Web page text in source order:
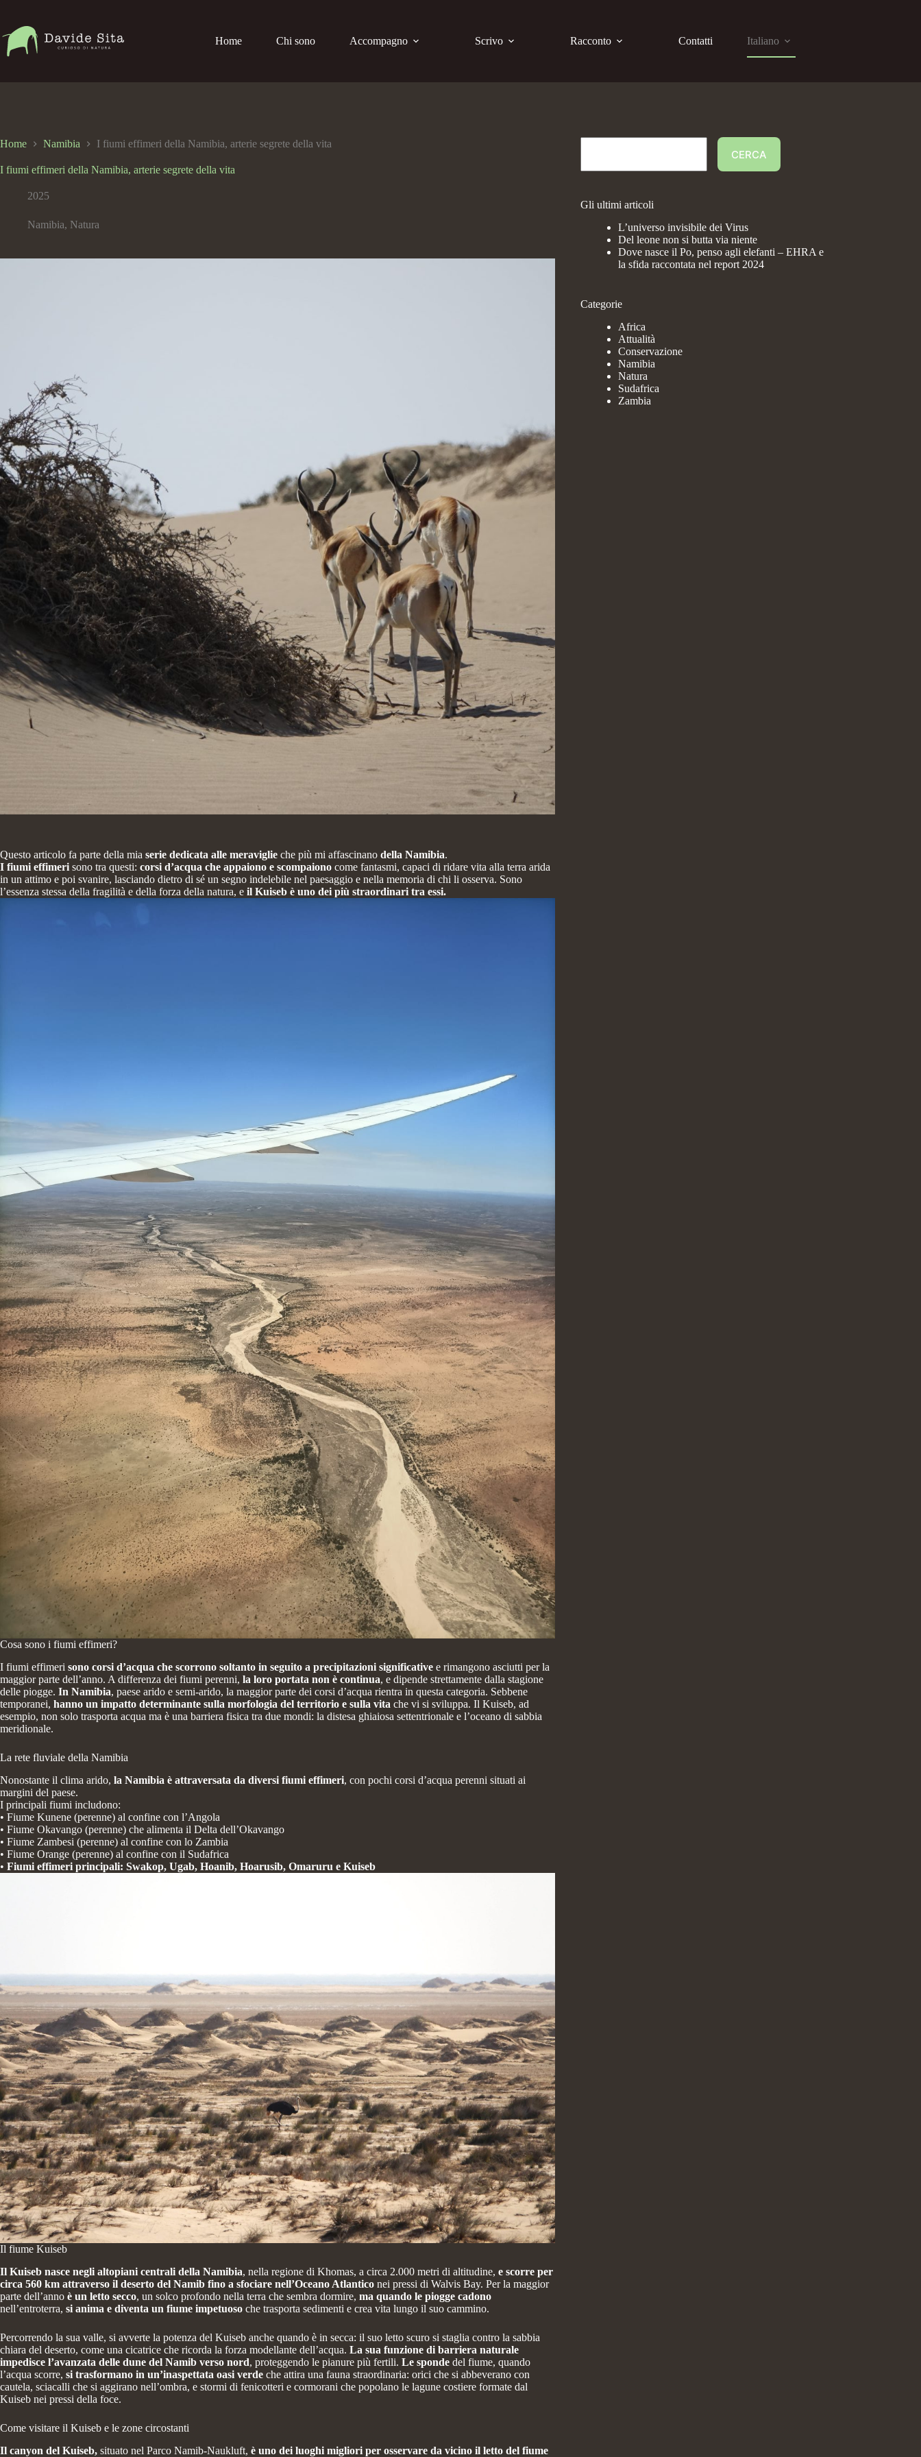
Home Chi sono Accompagno Scrivo Racconto Contatti Italiano
Home Namibia I fiumi effimeri della Namibia, arterie segrete della vita
I fiumi effimeri della Namibia, arterie segrete della vita
2025
Namibia, Natura
Questo articolo fa parte della mia serie dedicata alle meraviglie che più mi affascinano della Namibia.
I fiumi effimeri sono tra questi: corsi d’acqua che appaiono e scompaiono come fantasmi, capaci di ridare vita alla terra arida
in un attimo e poi svanire, lasciando dietro di sé un segno indelebile nel paesaggio e nella memoria di chi li osserva. Sono
l’essenza stessa della fragilità e della forza della natura, e il Kuiseb è uno dei più straordinari tra essi.
Cosa sono i fiumi effimeri?
I fiumi effimeri sono corsi d’acqua che scorrono soltanto in seguito a precipitazioni significative e rimangono asciutti per la
maggior parte dell’anno. A differenza dei fiumi perenni, la loro portata non è continua, e dipende strettamente dalla stagione
delle piogge. In Namibia, paese arido e semi-arido, la maggior parte dei corsi d’acqua rientra in questa categoria. Sebbene
temporanei, hanno un impatto determinante sulla morfologia del territorio e sulla vita che vi si sviluppa. Il Kuiseb, ad
esempio, non solo trasporta acqua ma è una barriera fisica tra due mondi: la distesa ghiaiosa settentrionale e l’oceano di sabbia
meridionale.
La rete fluviale della Namibia
Nonostante il clima arido, la Namibia è attraversata da diversi fiumi effimeri, con pochi corsi d’acqua perenni situati ai
margini del paese.
I principali fiumi includono:
• Fiume Kunene (perenne) al confine con l’Angola
• Fiume Okavango (perenne) che alimenta il Delta dell’Okavango
• Fiume Zambesi (perenne) al confine con lo Zambia
• Fiume Orange (perenne) al confine con il Sudafrica
• Fiumi effimeri principali: Swakop, Ugab, Hoanib, Hoarusib, Omaruru e Kuiseb
Il fiume Kuiseb
Il Kuiseb nasce negli altopiani centrali della Namibia, nella regione di Khomas, a circa 2.000 metri di altitudine, e scorre per
circa 560 km attraverso il deserto del Namib fino a sfociare nell’Oceano Atlantico nei pressi di Walvis Bay. Per la maggior
parte dell’anno è un letto secco, un solco profondo nella terra che sembra dormire, ma quando le piogge cadono
nell’entroterra, si anima e diventa un fiume impetuoso che trasporta sedimenti e crea vita lungo il suo cammino.
Percorrendo la sua valle, si avverte la potenza del Kuiseb anche quando è in secca: il suo letto scuro si staglia contro la sabbia
chiara del deserto, come una cicatrice che ricorda la forza modellante dell’acqua. La sua funzione di barriera naturale
impedisce l’avanzata delle dune del Namib verso nord, proteggendo le pianure più fertili. Le sponde del fiume, quando
l’acqua scorre, si trasformano in un’inaspettata oasi verde che attira una fauna straordinaria: orici che si abbeverano con
cautela, sciacalli che si aggirano nell’ombra, e stormi di fenicotteri e cormorani che popolano le lagune costiere formate dal
Kuiseb nei pressi della foce.
Come visitare il Kuiseb e le zone circostanti
Il canyon del Kuiseb, situato nel Parco Namib-Naukluft, è uno dei luoghi migliori per osservare da vicino il letto del fiume
CERCA
Gli ultimi articoli
L’universo invisibile dei Virus
Del leone non si butta via niente
Dove nasce il Po, penso agli elefanti – EHRA e
la sfida raccontata nel report 2024
Categorie
Africa
Attualità
Conservazione
Namibia
Natura
Sudafrica
Zambia